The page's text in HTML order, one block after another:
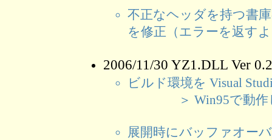
不正なヘッダを持つ書
を修正（エラーを返す
2006/11/30 YZ1.DLL Ver
ビルド環境を Visual
＞ Win95で動作し
展開時にバッファオー